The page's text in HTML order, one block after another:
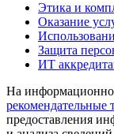
Этика и
Оказание
Защита
ИТ
На
рекомендательные
предоставления